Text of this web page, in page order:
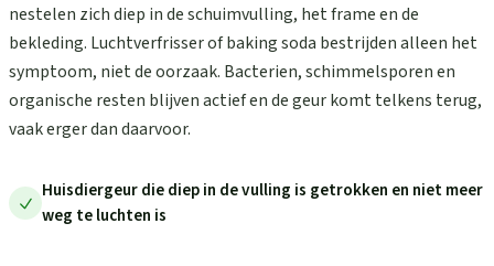
nestelen zich diep in de schuimvulling, het frame en de
bekleding. Luchtverfrisser of baking soda bestrijden alleen het
symptoom, niet de oorzaak. Bacterien, schimmelsporen en
organische resten blijven actief en de geur komt telkens terug,
vaak erger dan daarvoor.
Huisdiergeur die diep in de vulling is getrokken en niet meer
weg te luchten is